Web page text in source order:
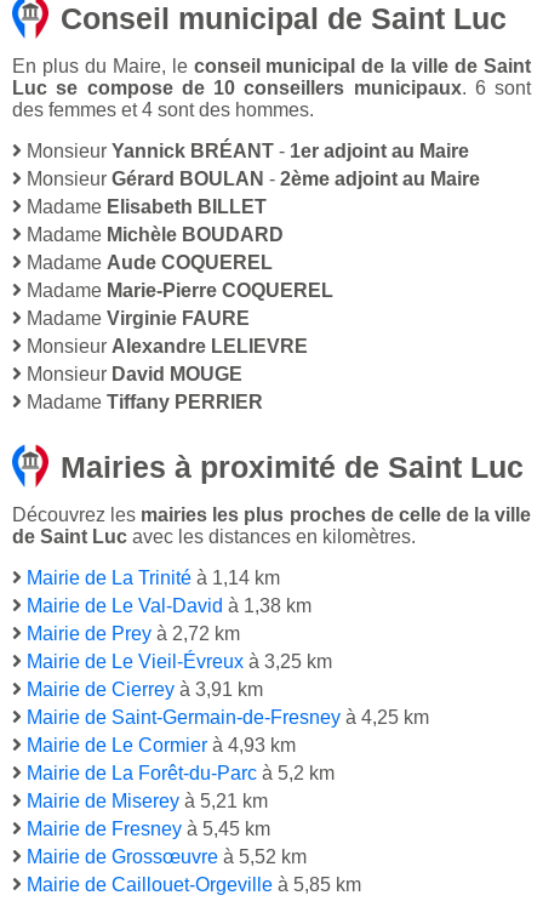
Conseil municipal de Saint Luc
En plus du Maire, le conseil municipal de la ville de Saint
Luc se compose de 10 conseillers municipaux. 6 sont
des femmes et 4 sont des hommes.
Monsieur Yannick BRÉANT - 1er adjoint au Maire
Monsieur Gérard BOULAN - 2ème adjoint au Maire
Madame Elisabeth BILLET
Madame Michèle BOUDARD
Madame Aude COQUEREL
Madame Marie-Pierre COQUEREL
Madame Virginie FAURE
Monsieur Alexandre LELIEVRE
Monsieur David MOUGE
Madame Tiffany PERRIER
Mairies à proximité de Saint Luc
Découvrez les mairies les plus proches de celle de la ville
de Saint Luc avec les distances en kilomètres.
Mairie de La Trinité à 1,14 km
Mairie de Le Val-David à 1,38 km
Mairie de Prey à 2,72 km
Mairie de Le Vieil-Évreux à 3,25 km
Mairie de Cierrey à 3,91 km
Mairie de Saint-Germain-de-Fresney à 4,25 km
Mairie de Le Cormier à 4,93 km
Mairie de La Forêt-du-Parc à 5,2 km
Mairie de Miserey à 5,21 km
Mairie de Fresney à 5,45 km
Mairie de Grossœuvre à 5,52 km
Mairie de Caillouet-Orgeville à 5,85 km